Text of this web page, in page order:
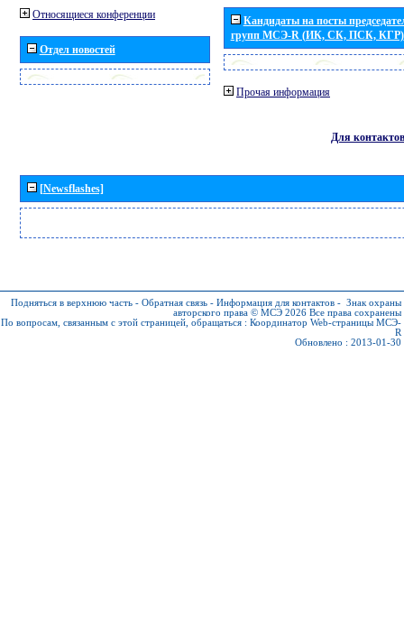
Относящиеся конференции
Отдел новостей
Кандидаты на посты
групп МСЭ-R (ИК, СК, ПСК, КГР)
Прочая информация
Для контактов
[Newsflashes]
Подняться в верхнюю часть - Обратная связь - Информация для контактов - Знак охраны
авторского права © МСЭ 2026 Все права сохранены
По вопросам, связанным с этой страницей, обращаться : Координатор Web-страницы МСЭ-
R
Обновлено : 2013-01-30